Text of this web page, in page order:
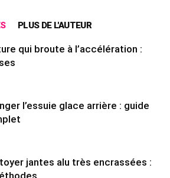
PLUS DE L'AUTEUR
qui broute à l’accélération :
l’essuie glace arrière : guide
jantes alu très encrassées :